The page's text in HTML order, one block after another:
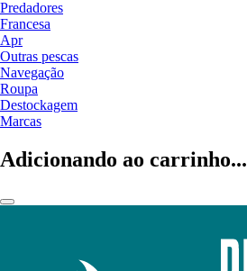
Predadores
Francesa
Apr
Outras pescas
Navegação
Roupa
Destockagem
Marcas
Adicionando ao carrinho...